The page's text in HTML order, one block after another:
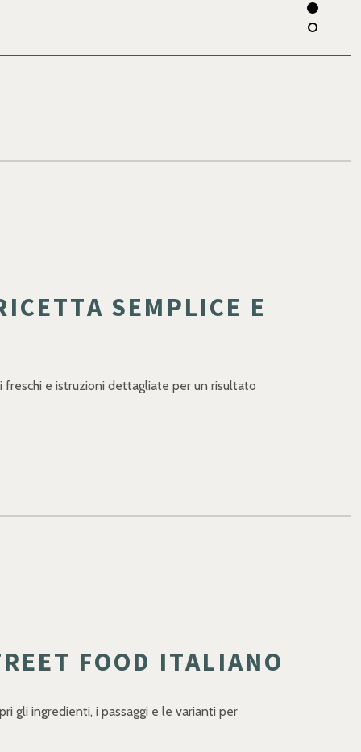
SEMPLICE E
e istruzioni dettagliate per un risultato
FOOD ITALIANO
gli ingredienti, i passaggi e le varianti per